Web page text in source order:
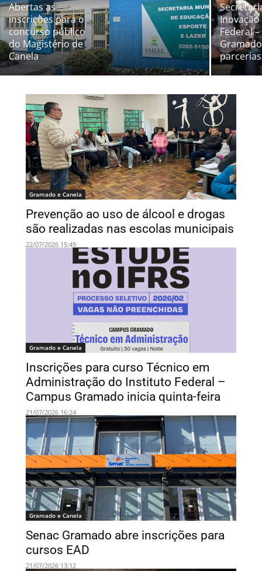
Abertas as
inscrições para o
concurso público
do Magistério de
Canela
Federal
parcerias
Gramado e Canela
Prevenção ao uso de álcool e drogas
são realizadas nas escolas municipais
22/07/2026 15:49
Gramado e Canela
Inscrições para curso Técnico em
Administração do Instituto Federal –
Campus Gramado inicia quinta-feira
21/07/2026 16:24
Gramado e Canela
Senac Gramado abre inscrições para
cursos EAD
21/07/2026 13:12